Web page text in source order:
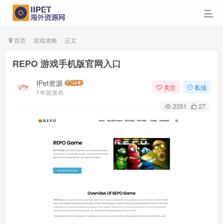
首页 游戏攻略 正文
REPO 游戏手机版官网入口
IPet资源
1年前发布
关注 私信
2351 27